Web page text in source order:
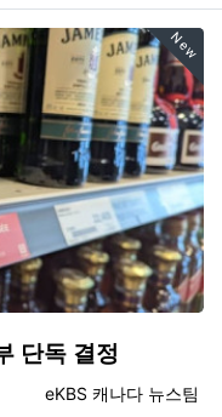
New
단독 결정
등록자
eKBS 캐나다 뉴스팀